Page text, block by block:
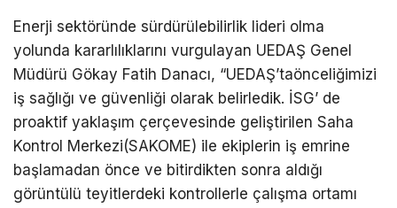
Enerji sektöründe sürdürülebilirlik lideri olma
yolunda kararlılıklarını vurgulayan UEDAŞ Genel
Müdürü Gökay Fatih Danacı, “UEDAŞ’taönceliğimizi
iş sağlığı ve güvenliği olarak belirledik. İSG’ de
proaktif yaklaşım çerçevesinde geliştirilen Saha
Kontrol Merkezi(SAKOME) ile ekiplerin iş emrine
başlamadan önce ve bitirdikten sonra aldığı
görüntülü teyitlerdeki kontrollerle çalışma ortamı